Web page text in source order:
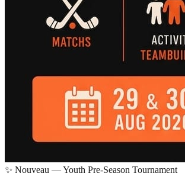
✨ Nouveau — Youth Pre-Season Tournament